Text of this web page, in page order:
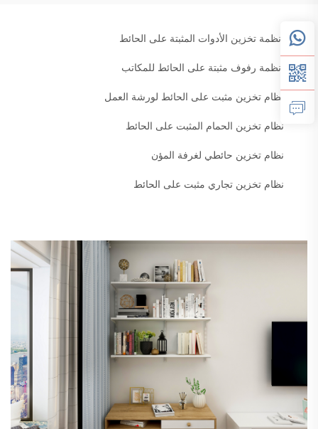
أنظمة تخزين الأدوات المثبتة على الحائط
أنظمة رفوف مثبتة على الحائط للمكاتب
نظام تخزين مثبت على الحائط لورشة العمل
نظام تخزين الحمام المثبت على الحائط
نظام تخزين حائطي لغرفة المؤن
نظام تخزين تجاري مثبت على الحائط